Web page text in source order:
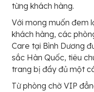
từng khách hàng.
Với mong muốn đem
khách hàng, các
Care tại Bình Dương
sắc Hàn Quốc, tiêu
trang bị đầy đủ một
Từ phòng chờ VIP